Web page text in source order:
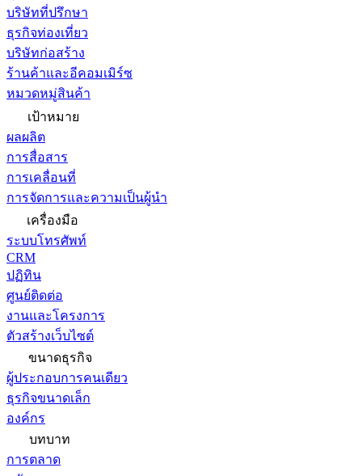
บริษัทที่ปรึกษา
ธุรกิจท่องเที่ยว
บริษัทก่อสร้าง
ร้านค้าและอีคอมเมิร์ซ
หมวดหมู่สินค้า
เป้าหมาย
ผลผลิต
การสื่อสาร
การเคลื่อนที่
การจัดการและความเป็นผู้นำ
เครื่องมือ
ระบบโทรศัพท์
CRM
ปฏิทิน
ศูนย์ติดต่อ
งานและโครงการ
ตัวสร้างเว็บไซต์
ขนาดธุรกิจ
ผู้ประกอบการคนเดียว
ธุรกิจขนาดเล็ก
องค์กร
บทบาท
การตลาด